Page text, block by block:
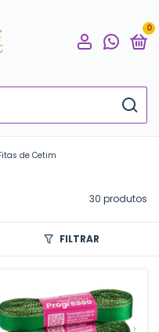
0
de Cetim
30 produtos
FILTRAR